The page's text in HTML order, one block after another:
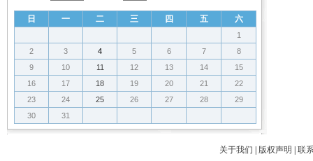
日 一 二 三 四 五 六
1
2
3 4 5 6 7
8
9
10 11 12 13 14
15
16
17 18 19 20 21
22
23
24 25 26 27 28
29
30
31
关于我们 版权声明
联